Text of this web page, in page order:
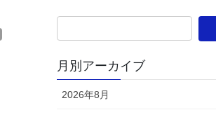
月別アーカイブ
2026年8月